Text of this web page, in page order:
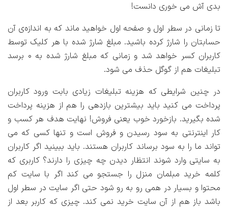
بدی آش می خوری دانست!
تا زمانی در سطر اول و صفحه اول خواهید ماند که به اندازه‌ی آن
حسابتان را شارژ کرده باشید. مبلغ شارژ شده با هر کلیک توسط
کاربران کسر خواهد شد و زمانی که مبلغ شارژ شده به 0 برسد
تبلیغات هم از گوگل حذف می شود.
در چنین شرایطی که هزینه تبلیغات زیادی بابت ورود کاربران
پرداخت می کنید باید بیشترین بازدهی را هم از هزینه پرداخت
شده بگیرید. بازخورد خوب یعنی فروش! نهایت هدف هر کسب و
کار اینترنتی به سود رسیدن و فروش است و تنها کسی که می
تواند ما را به سود برساند کاربران هستند. باید ببینید اگر کاربران
به سایتی وارد شوند انتظار دیدن چه چیزی را دارند؟ کاربری که
کلمه خرید مبلمان منزل را جستجو می کند اگر با سایت کم
محتوا و بسیار در همی رو به رو شود حتی اگر سایت در سطر اول
باشد باز هم از آن سایت خرید نمی کند. چیزی که کاربر بعد از